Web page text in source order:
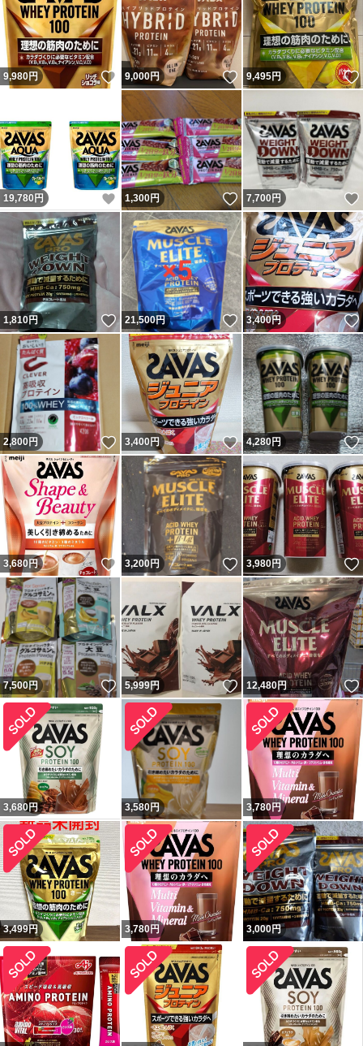
9,980円 いいね！
9,000円 いいね！
9,495円
19,780 円 いいね！
1,300円 いいね！
7,700円
1,810円 いいね！
21,500円 いいね！
3,400円
2,800円 いいね！
3,400円 いいね！
4,280円
3,680円 いいね！
3,200円 いいね！
3,980円
7,500円 いいね！
5,999円 いいね！
12,480円
3,680円 3,580円 3,780円
3,499円 3,780円 3,000円